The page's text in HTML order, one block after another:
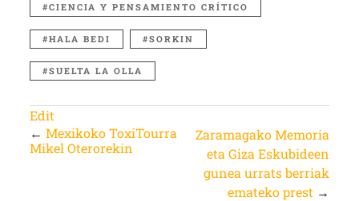
CIENCIA Y PENSAMIENTO CRÍTICO
HALA BEDI SORKIN
SUELTA LA OLLA
Edit
← Mexikoko ToxiTourra
Mikel Oterorekin
Zaramagako Memoria
eta Giza Eskubideen
gunea urrats berriak
emateko prest →